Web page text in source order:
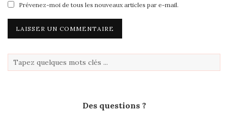
Prévenez-moi de tous les nouveaux articles par e-mail.
Des questions ?